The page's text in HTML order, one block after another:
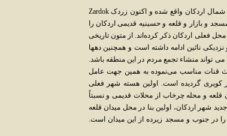
آنطور که از منابع و مآخذ بر می‌آید، اردکان در گذشته محلی در 10 کیلومتری شمال اردکان واقع شده و اکنون زردک Zardok
و بازار و قلعه و حسینیه قدیمی اردکان را
فعلی اردکان ذکر کرده‌اند. از متون تاریخی
نائین ادامه داشته است و همچنین دهها
تواند منشاء تجمع مردم در این منطقه باشد.
قنات مناسب می‌نموده به همین جهت عامل
کویری گردیده است. اولین هسته شهر فعلی
و محله چرخاب از محلات قدیمی و نسبتاً
شهر اردکان، اولین بنا در محل میدان قلعه
در جنوب و مسجد زیرده از این میدان است.